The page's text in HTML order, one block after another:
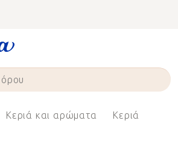
Κεριά και αρώματα Κεριά